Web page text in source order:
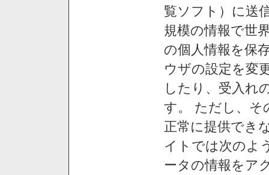
覧ソフト）に送
規模の情報で世
の個人情報を保
ウザの設定を変
したり、受入れ
す。 ただし、そ
正常に提供でき
イトでは次のよ
ータの情報をア